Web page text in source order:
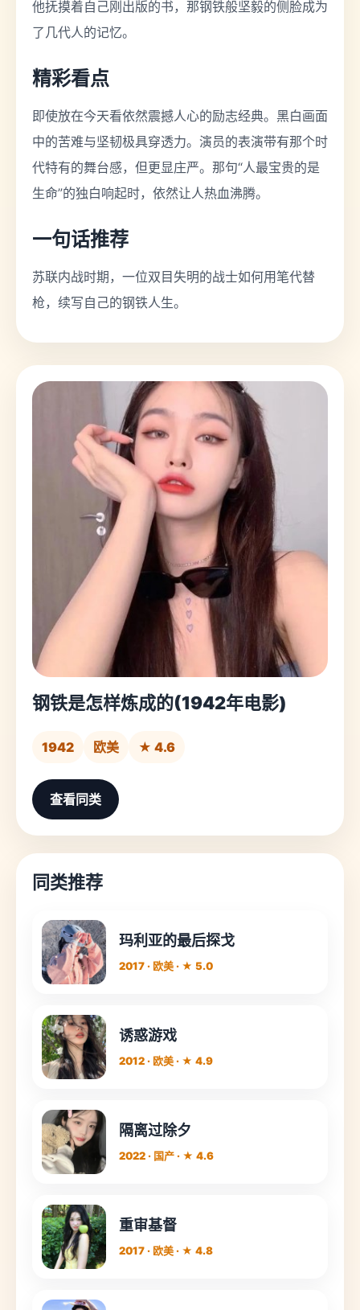
他抚摸着自己刚出版的书，那钢铁般坚毅的侧脸成为
了几代人的记忆。
精彩看点
即使放在今天看依然震撼人心的励志经典。黑白画面
中的苦难与坚韧极具穿透力。演员的表演带有那个时
代特有的舞台感，但更显庄严。那句“人最宝贵的是
生命”的独白响起时，依然让人热血沸腾。
一句话推荐
苏联内战时期，一位双目失明的战士如何用笔代替
枪，续写自己的钢铁人生。
钢铁是怎样炼成的(1942年电影)
1942 欧美 ★ 4.6
查看同类
同类推荐
玛利亚的最后探戈
2017 · 欧美 · ★ 5.0
诱惑游戏
2012 · 欧美 · ★ 4.9
隔离过除夕
2022 · 国产 · ★ 4.6
重审基督
2017 · 欧美 · ★ 4.8